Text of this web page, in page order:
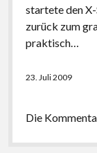
startete den
zurück zum
praktisch…
23. Juli 2009
Die